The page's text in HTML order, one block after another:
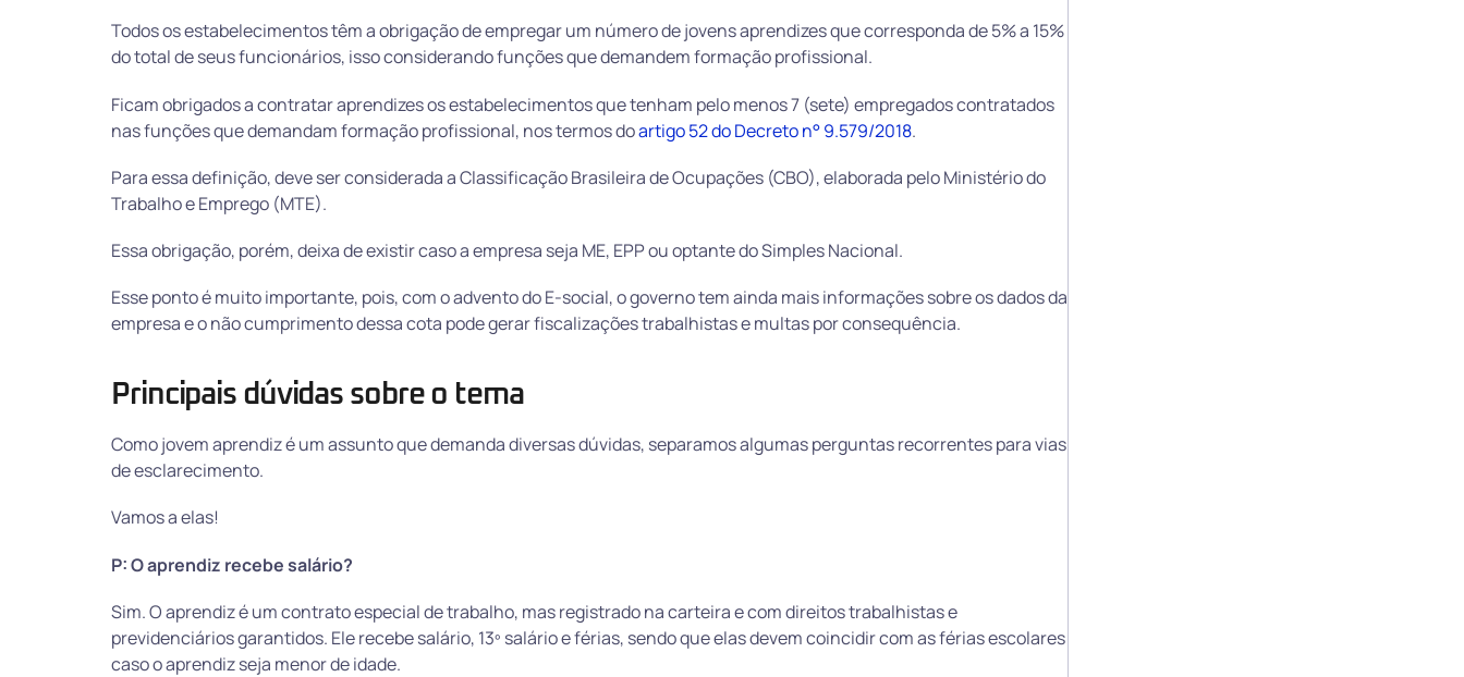
Todos os estabelecimentos têm a obrigação de empregar um número de jovens aprendizes que corresponda de 5% a 15%
do total de seus funcionários, isso considerando funções que demandem formação profissional.
Ficam obrigados a contratar aprendizes os estabelecimentos que tenham pelo menos 7 (sete) empregados contratados
nas funções que demandam formação profissional, nos termos doartigo 52 do Decreto n° 9.579/2018.
Para essa definição, deve ser considerada a Classificação Brasileira de Ocupações (CBO), elaborada pelo Ministério do
Trabalho e Emprego (MTE).
Essa obrigação, porém, deixa de existir caso a empresa seja ME, EPP ou optante do Simples Nacional.
Esse ponto é muito importante, pois, com o advento do E-social, o governo tem ainda mais informações sobre os dados da
empresa e o não cumprimento dessa cota pode gerar fiscalizações trabalhistas e multas por consequência.
Principais dúvidas sobre o tema
Como jovem aprendiz é um assunto que demanda diversas dúvidas, separamos algumas perguntas recorrentes para vias
de esclarecimento.
Vamos a elas!
P: O aprendiz recebe salário?
Sim. O aprendiz é um contrato especial de trabalho, mas registrado na carteira e com direitos trabalhistas e
previdenciários garantidos. Ele recebe salário, 13º salário e férias, sendo que elas devem coincidir com as férias escolares
caso o aprendiz seja menor de idade.